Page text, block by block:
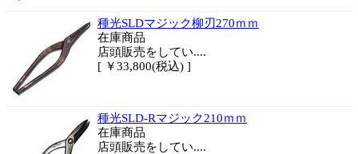
種光SLDマジック柳刃270ｍｍ
在庫商品
店頭販売をしてい....
[ ￥33,800(税込) ]
種光SLD-Rマジック210ｍｍ
在庫商品
店頭販売をしてい....